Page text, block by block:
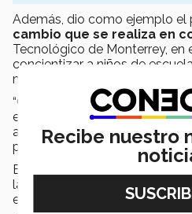
Además, dio como ejemplo el
cambio que se realiza en
Tecnológico de Monterrey, en
concientizar a niños de
medio ambiente.
“Capacitamos a
el cambio de cultura para el
algo muy importante porque
problema también de cultura”,
El moderador del panel fue
la Escuela de Ciencias
especialista en derecho
Recibe nuestro